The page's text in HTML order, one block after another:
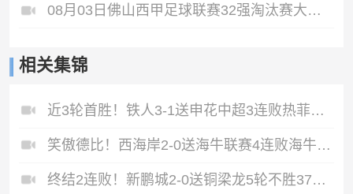
08月03日佛山西甲足球联赛32强淘汰赛大塘控股VS茂名市点都得全场录像
相关集锦
近3轮首胜！铁人3-1送申花中超3连败热菲尼奥双响邦本宜裕传射
笑傲德比！西海岸2-0送海牛联赛4连败海牛仍垫底西海岸升至第二
终结2连败！新鹏城2-0送铜梁龙5轮不胜37岁姜至鹏破门韦斯利建功